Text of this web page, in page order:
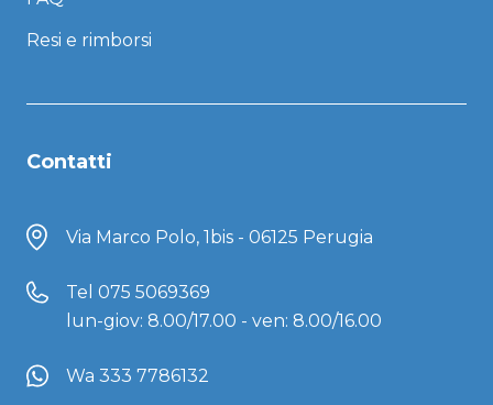
Resi e rimborsi
Contatti
Via Marco Polo, 1bis - 06125 Perugia
Tel 075 5069369
lun-giov: 8.00/17.00 - ven: 8.00/16.00
Wa 333 7786132